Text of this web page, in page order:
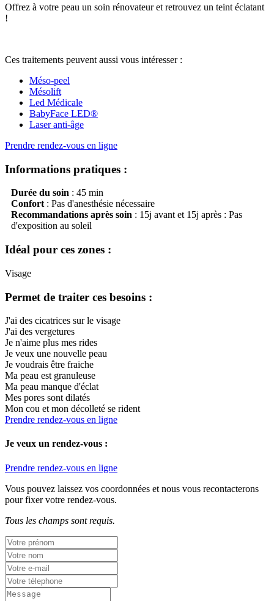
Offrez à votre peau un soin rénovateur et retrouvez un teint éclatant
!
Ces traitements peuvent aussi vous intéresser :
Méso-peel
Mésolift
Led Médicale
BabyFace LED®
Laser anti-âge
Prendre rendez-vous en ligne
Informations pratiques :
Durée du soin : 45 min
Confort : Pas d'anesthésie nécessaire
Recommandations après soin : 15j avant et 15j après : Pas
d'exposition au soleil
Idéal pour ces zones :
Visage
Permet de traiter ces besoins :
J'ai des cicatrices sur le visage
J'ai des vergetures
Je n'aime plus mes rides
Je veux une nouvelle peau
Je voudrais être fraiche
Ma peau est granuleuse
Ma peau manque d'éclat
Mes pores sont dilatés
Mon cou et mon décolleté se rident
Prendre rendez-vous en ligne
Je veux un rendez-vous :
Prendre rendez-vous en ligne
Vous pouvez laissez vos coordonnées et nous vous recontacterons
pour fixer votre rendez-vous.
Tous les champs sont requis.